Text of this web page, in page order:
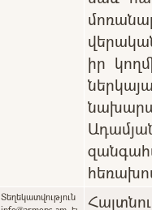
իր
Տեղեկատվություն